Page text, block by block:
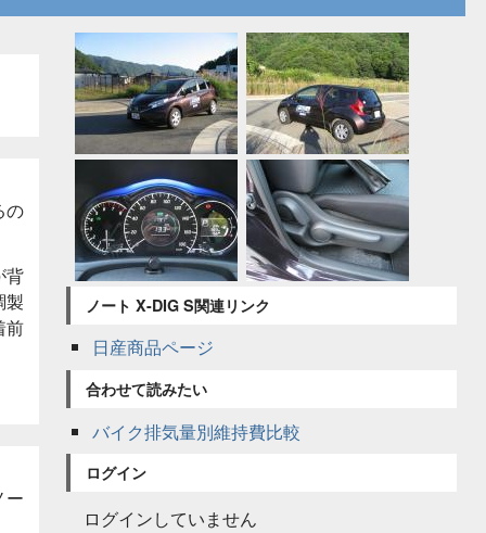
の
背
製
前
ー
ノート X-DIG S関連リンク
日産商品ページ
合わせて読みたい
バイク排気量別維持費比較
ログイン
ログインしていません